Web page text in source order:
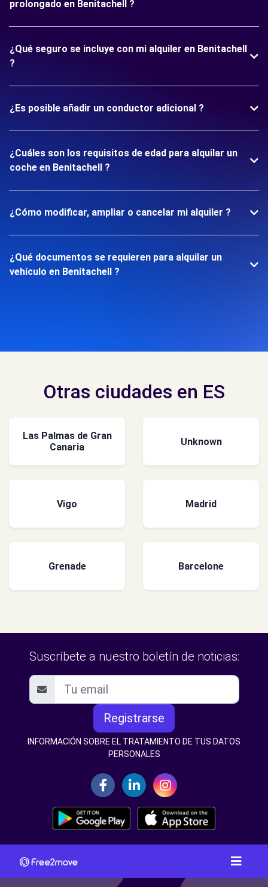
prolongado en Benitachell ?
¿Qué seguro se incluye con mi alquiler en Benitachell
?
¿Es posible añadir un conductor adicional ?
¿Cuáles son los requisitos de edad para alquilar un
coche en Benitachell ?
¿Cómo modificar, ampliar o cancelar mi alquiler ?
¿Qué documentos se requieren para alquilar un
vehículo en Benitachell ?
Otras ciudades en ES
Las Palmas de Gran
Canaria
Unknown
Vigo Madrid
Grenade Barcelone
Suscríbete a nuestro boletín de noticias:
Registrarse
INFORMACIÓN SOBRE EL TRATAMIENTO DE TUS DATOS
PERSONALES